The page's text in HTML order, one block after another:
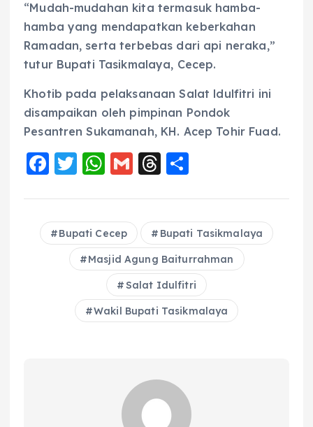
“Mudah-mudahan kita termasuk hamba-
hamba yang mendapatkan keberkahan
Ramadan, serta terbebas dari api neraka,”
tutur Bupati Tasikmalaya, Cecep.
Khotib pada pelaksanaan Salat ldulfitri ini
disampaikan oleh pimpinan Pondok
Pesantren Sukamanah, KH. Acep Tohir Fuad.
F
c
e
b
T
it
te
r
W
a
ts
A
p
p
G
ai
l
T
re
a
d
s
a
re
Bupati Cecep Bupati Tasikmalaya
Masjid Agung Baiturrahman
Salat Idulfitri
Wakil Bupati Tasikmalaya